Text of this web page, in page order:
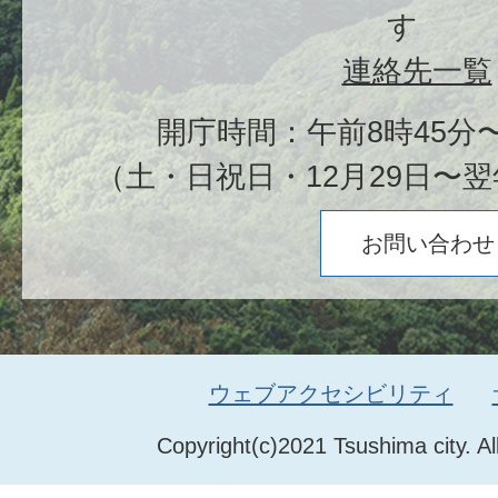
す
連絡先一覧
開庁時間：午前8時45分
（土・日祝日・12月29日〜
お問い合わせ
Copyright(c)2021 Tsushima city.
ウェブアクセシビリティ